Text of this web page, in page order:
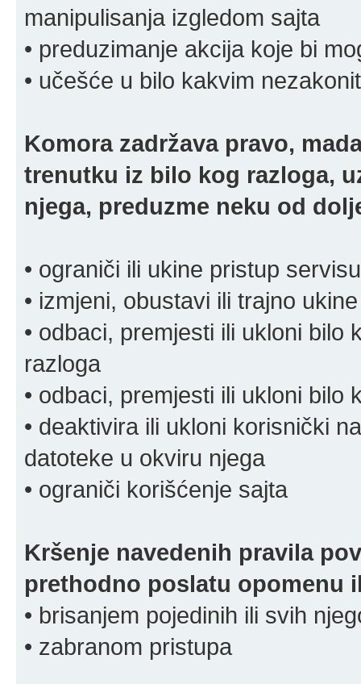
manipulisanja izgledom sajta
• preduzimanje akcija koje bi
• učešće u bilo kakvim
Komora zadržava pravo,
trenutku iz bilo kog razloga,
njega, preduzme neku od
• ograniči ili ukine pristup servisu
• izmjeni, obustavi ili trajno
• odbaci, premjesti ili ukloni bilo
razloga
• odbaci, premjesti ili ukloni bilo
• deaktivira ili ukloni korisnički
datoteke u okviru njega
• ograniči korišćenje sajta
Kršenje navedenih pravila
prethodno poslatu opomenu
• brisanjem pojedinih ili svih
• zabranom pristupa